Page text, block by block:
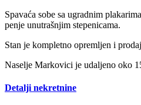
Spavaća sobe sa ugradnim
penje unutrašnjim stepenicama.
Stan je kompletno opremljen i
Naselje Markovici je udaljeno oko
Detalji nekretnine